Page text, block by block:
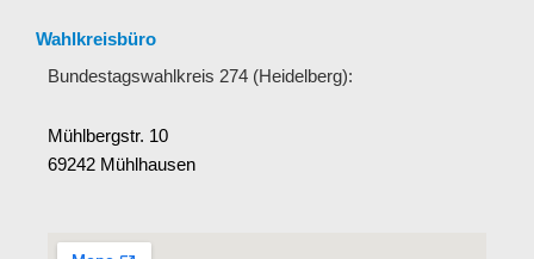
Wahlkreisbüro
Bundestagswahlkreis 274 (Heidelberg):
Mühlbergstr. 10
69242 Mühlhausen